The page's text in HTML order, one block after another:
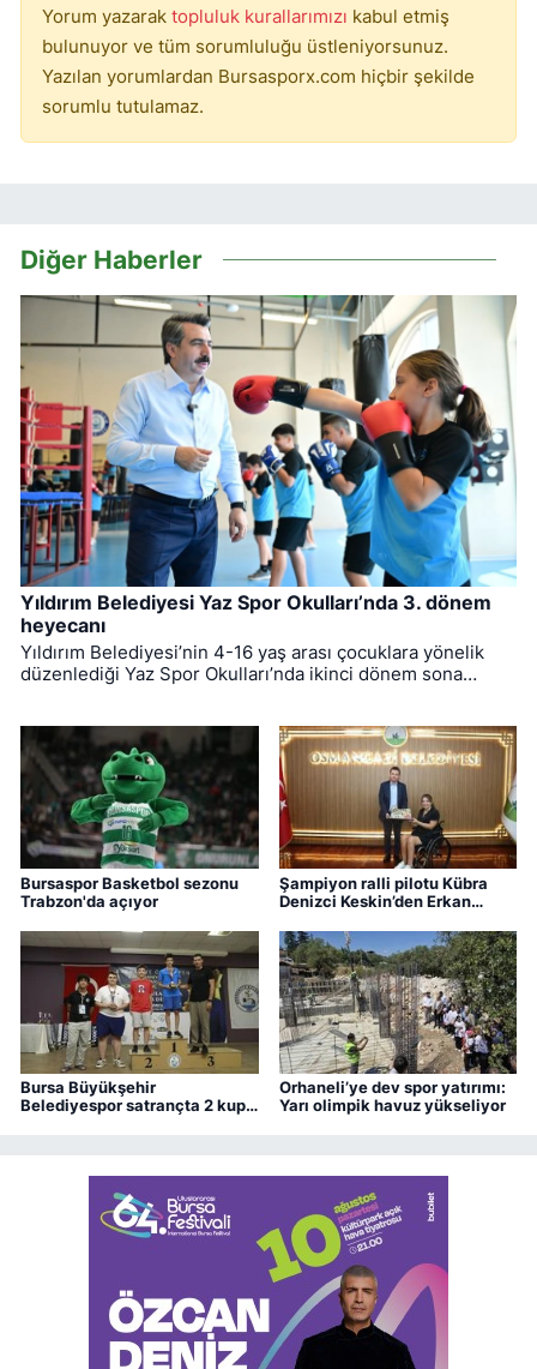
Yorum yazarak topluluk kurallarımızı kabul etmiş
bulunuyor ve tüm sorumluluğu üstleniyorsunuz.
Yazılan yorumlardan Bursasporx.com hiçbir şekilde
sorumlu tutulamaz.
Diğer Haberler
Yıldırım Belediyesi Yaz Spor Okulları’nda 3. dönem
heyecanı
Yıldırım Belediyesi’nin 4-16 yaş arası çocuklara yönelik
düzenlediği Yaz Spor Okulları’nda ikinci dönem sona
Bursaspor Basketbol sezonu
Trabzon'da açıyor
Şampiyon ralli pilotu Kübra
Denizci Keskin’den Erkan
Bursa Büyükşehir
Belediyespor satrançta 2 kupa
Orhaneli’ye dev spor yatırımı:
Yarı olimpik havuz yükseliyor